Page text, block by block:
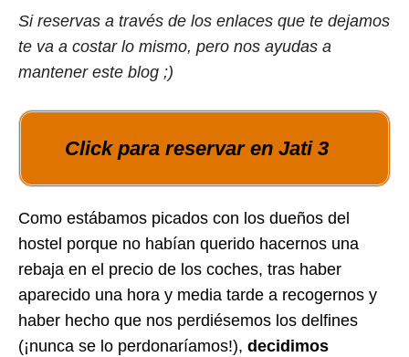
Si reservas a través de los enlaces que te dejamos
te va a costar lo mismo, pero nos ayudas a
mantener este blog ;)
Click para reservar en Jati 3
Como estábamos picados con los dueños del
hostel porque no habían querido hacernos una
rebaja en el precio de los coches, tras haber
aparecido una hora y media tarde a recogernos y
haber hecho que nos perdiésemos los delfines
(¡nunca se lo perdonaríamos!), decidimos